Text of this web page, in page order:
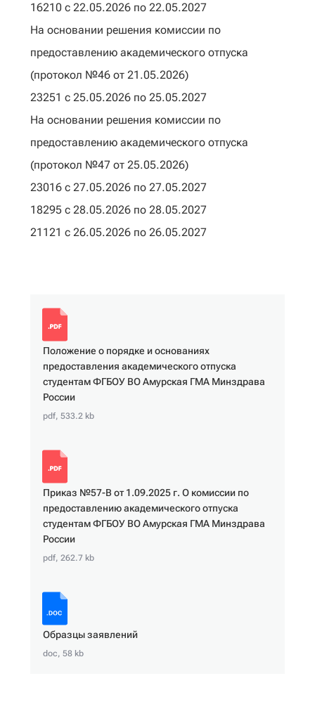
16210 с 22.05.2026 по 22.05.2027
На основании решения комиссии по
предоставлению академического отпуска
(протокол №46 от 21.05.2026)
23251 с 25.05.2026 по 25.05.2027
На основании решения комиссии по
предоставлению академического отпуска
(протокол №47 от 25.05.2026)
23016 с 27.05.2026 по 27.05.2027
18295 с 28.05.2026 по 28.05.2027
21121 с 26.05.2026 по 26.05.2027
Положение о порядке и основаниях
предоставления академического отпуска
студентам ФГБОУ ВО Амурская ГМА Минздрава
России
pdf, 533.2 kb
Приказ №57-В от 1.09.2025 г. О комиссии по
предоставлению академического отпуска
студентам ФГБОУ ВО Амурская ГМА Минздрава
России
pdf, 262.7 kb
Образцы заявлений
doc, 58 kb